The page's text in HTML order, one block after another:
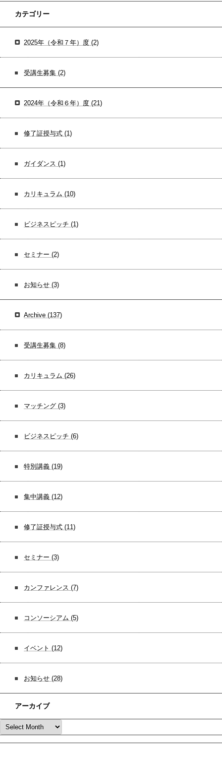
カテゴリー
2025年（令和７年）度 (2)
受講生募集 (2)
2024年（令和６年）度 (21)
修了証授与式 (1)
ガイダンス (1)
カリキュラム (10)
ビジネスピッチ (1)
セミナー (2)
お知らせ (3)
Archive (137)
受講生募集 (8)
カリキュラム (26)
マッチング (3)
ビジネスピッチ (6)
特別講義 (19)
集中講義 (12)
修了証授与式 (11)
セミナー (3)
カンファレンス (7)
コンソーシアム (5)
イベント (12)
お知らせ (28)
アーカイブ